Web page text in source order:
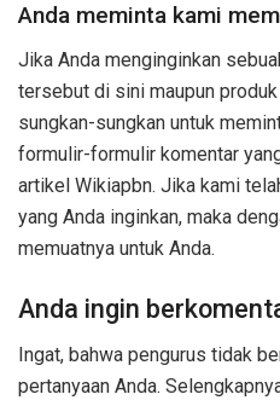
Anda meminta kami
Jika Anda menginginkan
tersebut di sini maupun produk
sungkan-sungkan untuk
formulir-formulir komentar
artikel Wikiapbn. Jika kami
yang Anda inginkan, maka
memuatnya untuk Anda.
Anda ingin
Ingat, bahwa pengurus tidak
pertanyaan Anda.